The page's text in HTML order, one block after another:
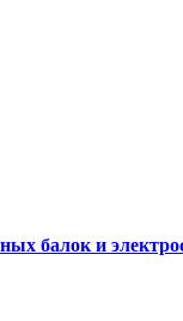
балок и